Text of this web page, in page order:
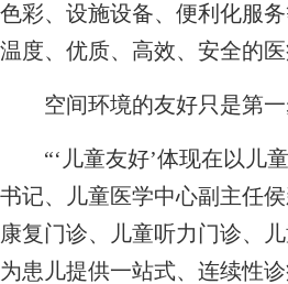
色彩、设施设备、便利化服
温度、优质、高效、安全的医
空间环境的友好只是第一
“‘儿童友好’体现在以儿童
书记、儿童医学中心副主任
康复门诊、儿童听力门诊、
为患儿提供一站式、连续性诊